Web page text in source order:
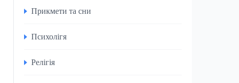
Прикмети та сни
Психолігя
Релігія